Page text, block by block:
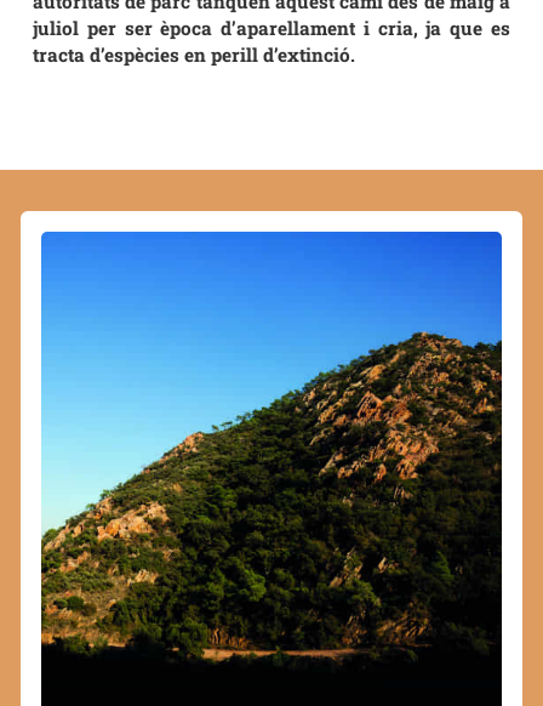
juliol per ser època d’aparellament i cria, ja que es
tracta d’espècies en perill d’extinció.